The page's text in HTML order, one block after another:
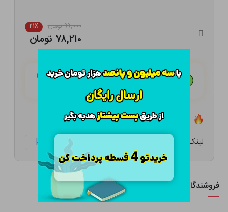
۹۹,۰۰۰ تومان ۲۱٪
۷۸,۲۱۰ تومان
هـر قسط با تــرب‌پــی:۱۹,۵۵۳ تومان
لینک کوتاه: ketabtala.com/sbp-33175
فروشندگان این کالا